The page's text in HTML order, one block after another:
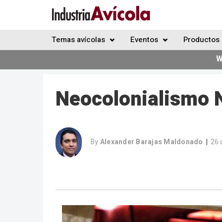
Temas avícolas Eventos Productos
Neocolonialismo
ByAlexander Barajas Maldonado | 26